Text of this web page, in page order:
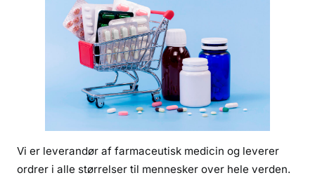
i
n
a
e
r
Vi er leverandør af farmaceutisk medicin og leverer
ordrer i alle størrelser til mennesker over hele verden.